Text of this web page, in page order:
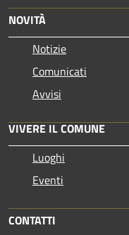
NOVITÀ
Notizie
Comunicati
Avvisi
VIVERE IL COMUNE
Luoghi
Eventi
CONTATTI